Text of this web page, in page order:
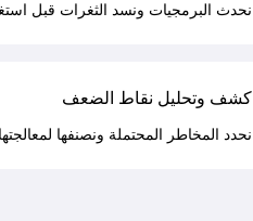
نحدث البرمجيات ونسد الثغرات قبل
كشف وتحليل نقاط الضعف
نحدد المخاطر المحتملة ونصنفها